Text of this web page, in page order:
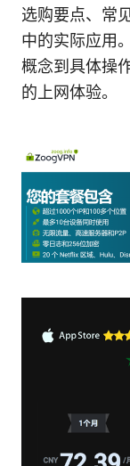
选购要点、常
中的实际应用
概念到具体操
的上网体验。